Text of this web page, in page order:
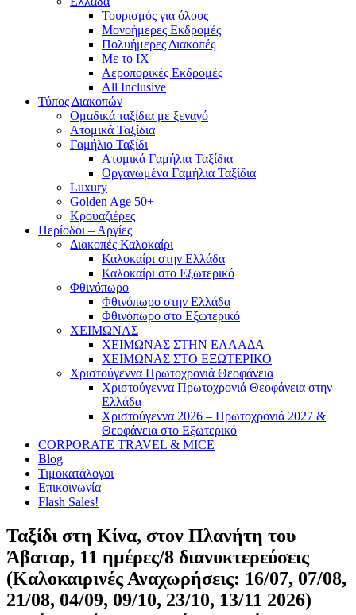
Τουρισμός για όλους
Mονοήμερες Εκδρομές
Πολυήμερες Διακοπές
Με το ΙΧ
Αεροπορικές Εκδρομές
All Inclusive
Τύπος Διακοπών
Ομαδικά ταξίδια με ξεναγό
Ατομικά Ταξίδια
Γαμήλιο Ταξίδι
Ατομικά Γαμήλια Ταξίδια
Οργανωμένα Γαμήλια Ταξίδια
Luxury
Golden Age 50+
Κρουαζιέρες
Περίοδοι – Αργίες
Διακοπές Καλοκαίρι
Καλοκαίρι στην Ελλάδα
Καλοκαίρι στο Εξωτερικό
Φθινόπωρο
Φθινόπωρο στην Ελλάδα
Φθινόπωρο στο Εξωτερικό
ΧΕΙΜΩΝΑΣ
ΧΕΙΜΩΝΑΣ ΣΤΗΝ ΕΛΛΑΔΑ
ΧΕΙΜΩΝΑΣ ΣΤΟ ΕΞΩΤΕΡΙΚΟ
Χριστούγεννα Πρωτοχρονιά Θεοφάνεια
Χριστούγεννα Πρωτοχρονιά Θεοφάνεια στην
Ελλάδα
Χριστούγεννα 2026 – Πρωτοχρονιά 2027 &
Θεοφάνεια στο Εξωτερικό
CORPORATE TRAVEL & MICE
Blog
Τιμοκατάλογοι
Επικοινωνία
Flash Sales!
Ταξίδι στη Κίνα, στον Πλανήτη του
Άβαταρ, 11 ημέρες/8 διανυκτερεύσεις
(Καλοκαιρινές Αναχωρήσεις: 16/07, 07/08,
21/08, 04/09, 09/10, 23/10, 13/11 2026)